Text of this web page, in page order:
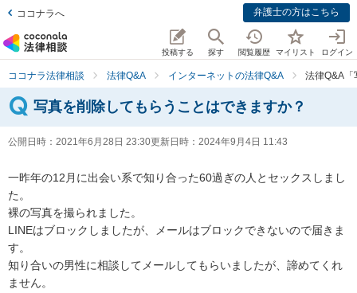
ココナラへ 弁護士の方はこちら
投稿する 探す 閲覧履歴 マイリスト ログイン
ココナラ法律相談 法律Q&A インターネットの法律Q&A 法律Q&A「
写真を削除してもらうことはできますか？
公開日時： 2021年6月28日 23:30更新日時： 2024年9月4日 11:43
一昨年の12月に出会い系で知り合った60過ぎの人とセックスしまし
た。
裸の写真を撮られました。
LINEはブロックしましたが、メールはブロックできないので届きま
す。
知り合いの男性に相談してメールしてもらいましたが、諦めてくれ
ません。